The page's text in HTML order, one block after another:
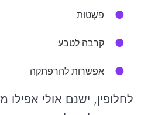
פַּשְׁטוּת
קרבה לטבע
אפשרות להרפתקה
לחלופין, ישנם אולי אפילו